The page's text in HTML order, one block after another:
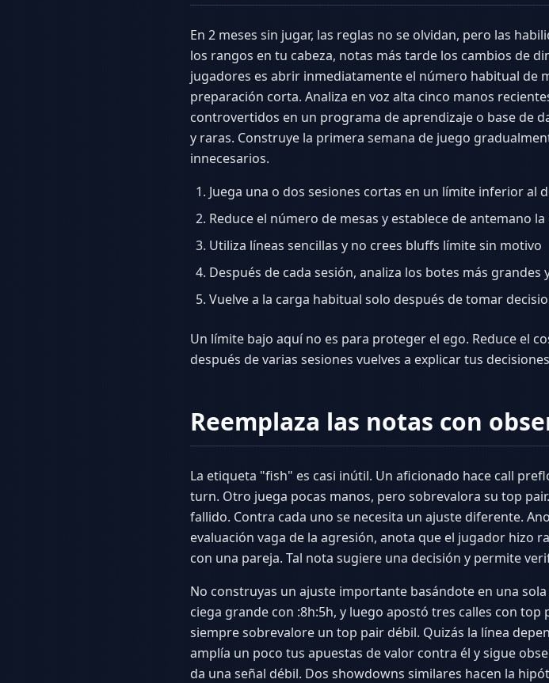
En 2 meses sin jugar, las reglas no se olvidan, pero las
los rangos en tu cabeza, notas más tarde los cambios de
jugadores es abrir inmediatamente el número habitual de
preparación corta. Analiza en voz alta cinco manos
controvertidos en un programa de aprendizaje o base de
y raras. Construye la primera semana de juego
innecesarios.
Juega una o dos sesiones cortas en un límite inferior al
Reduce el número de mesas y establece de antemano
Utiliza líneas sencillas y no crees bluffs límite sin motivo
Después de cada sesión, analiza los botes más grandes
Vuelve a la carga habitual solo después de tomar
Un límite bajo aquí no es para proteger el ego. Reduce el
después de varias sesiones vuelves a explicar tus
Reemplaza las notas con
La etiqueta "fish" es casi inútil. Un aficionado hace call
turn. Otro juega pocas manos, pero sobrevalora su top
fallido. Contra cada uno se necesita un ajuste diferente.
evaluación vaga de la agresión, anota que el jugador hizo
con una pareja. Tal nota sugiere una decisión y permite
No construyas un ajuste importante basándote en una
ciega grande con :8h:5h, y luego apostó tres calles con
siempre sobrevalore un top pair débil. Quizás la línea
amplía un poco tus apuestas de valor contra él y sigue
da una señal débil. Dos showdowns similares hacen la